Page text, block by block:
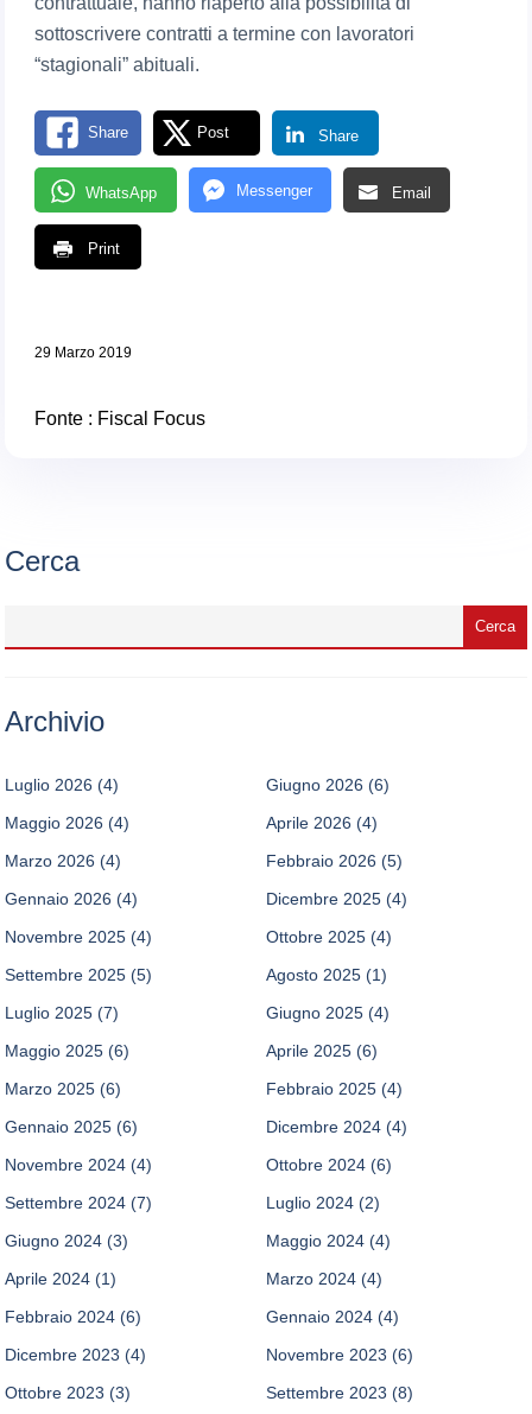
sottoscrivere contratti a termine con lavoratori
“stagionali” abituali.
Share Post Share
WhatsApp Messenger Email
Print
29 Marzo 2019
Fonte : Fiscal Focus
Cerca
Archivio
Luglio 2026 (4) Giugno 2026 (6)
Maggio 2026 (4) Aprile 2026 (4)
Marzo 2026 (4) Febbraio 2026 (5)
Gennaio 2026 (4) Dicembre 2025 (4)
Novembre 2025 (4) Ottobre 2025 (4)
Settembre 2025 (5) Agosto 2025 (1)
Luglio 2025 (7) Giugno 2025 (4)
Maggio 2025 (6) Aprile 2025 (6)
Marzo 2025 (6) Febbraio 2025 (4)
Gennaio 2025 (6) Dicembre 2024 (4)
Novembre 2024 (4) Ottobre 2024 (6)
Settembre 2024 (7) Luglio 2024 (2)
Giugno 2024 (3) Maggio 2024 (4)
Aprile 2024 (1) Marzo 2024 (4)
Febbraio 2024 (6) Gennaio 2024 (4)
Dicembre 2023 (4) Novembre 2023 (6)
Ottobre 2023 (3) Settembre 2023 (8)